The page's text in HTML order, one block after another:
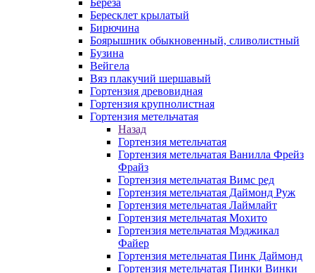
Береза
Бересклет крылатый
Бирючина
Боярышник обыкновенный, сливолистный
Бузина
Вейгела
Вяз плакучий шершавый
Гортензия древовидная
Гортензия крупнолистная
Гортензия метельчатая
Назад
Гортензия метельчатая
Гортензия метельчатая Ванилла Фрейз
Фрайз
Гортензия метельчатая Вимс ред
Гортензия метельчатая Даймонд Руж
Гортензия метельчатая Лаймлайт
Гортензия метельчатая Мохито
Гортензия метельчатая Мэджикал
Файер
Гортензия метельчатая Пинк Даймонд
Гортензия метельчатая Пинки Винки